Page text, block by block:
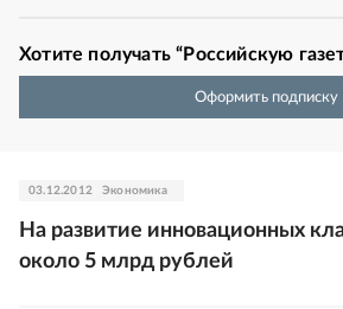
Хотите получать “Российскую
Оформить подписку
03.12.2012 Экономика
На развитие инновационных
около 5 млрд рублей